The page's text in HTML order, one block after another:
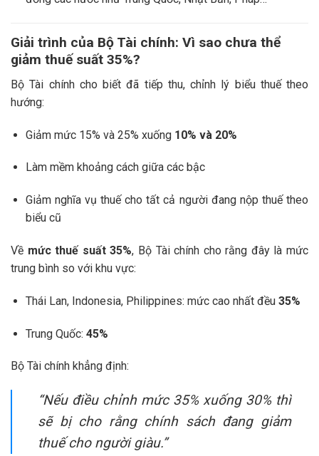
Giải trình của Bộ Tài chính: Vì sao chưa thể
giảm thuế suất 35%?
Bộ Tài chính cho biết đã tiếp thu, chỉnh lý biểu thuế theo
hướng:
Giảm mức 15% và 25% xuống 10% và 20%
Làm mềm khoảng cách giữa các bậc
Giảm nghĩa vụ thuế cho tất cả người đang nộp thuế theo
biểu cũ
Về mức thuế suất 35%, Bộ Tài chính cho rằng đây là mức
trung bình so với khu vực:
Thái Lan, Indonesia, Philippines: mức cao nhất đều 35%
Trung Quốc: 45%
Bộ Tài chính khẳng định:
“Nếu điều chỉnh mức 35% xuống 30% thì
sẽ bị cho rằng chính sách đang giảm
thuế cho người giàu.”